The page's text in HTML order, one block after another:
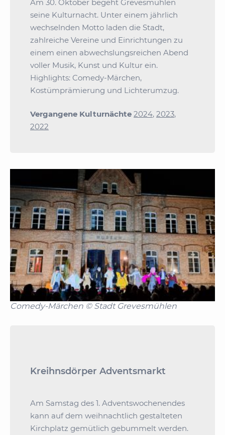
Am 30. Oktober begeht Grevesmühlen
seine Kulturnacht. Unter einem jährlich
wechselnden Motto laden die Stadt,
zahlreiche Vereine und Einrichtungen zu
einem einen abwechslungsreichen Abend
voller Musik, Kunst und Kultur ein.
Highlights: Comedy-Märchen,
Kostümprämierung und Lichterumzug.
Vergangene Kulturnächte 2024, 2023,
2022
Comedy-Märchen © Stadt Grevesmühlen
Kreihnsdörper Adventsmarkt
Am Samstag des 1. Adventswochenendes
kann auf dem weihnachtlich gestalteten
Kirchplatz gemütlich gebummelt werden.